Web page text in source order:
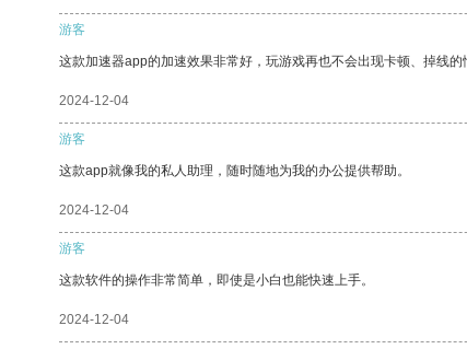
游客
这款加速器app的加速效果非常好，玩游戏再也不会出现卡顿、掉线
2024-12-04
游客
这款app就像我的私人助理，随时随地为我的办公提供帮助。
2024-12-04
游客
这款软件的操作非常简单，即使是小白也能快速上手。
2024-12-04